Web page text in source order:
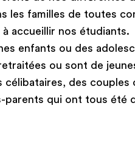
les familles de toutes
accueillir nos étudiants.
enfants ou des
ou sont de
célibataires, des couples
parents qui ont tous été